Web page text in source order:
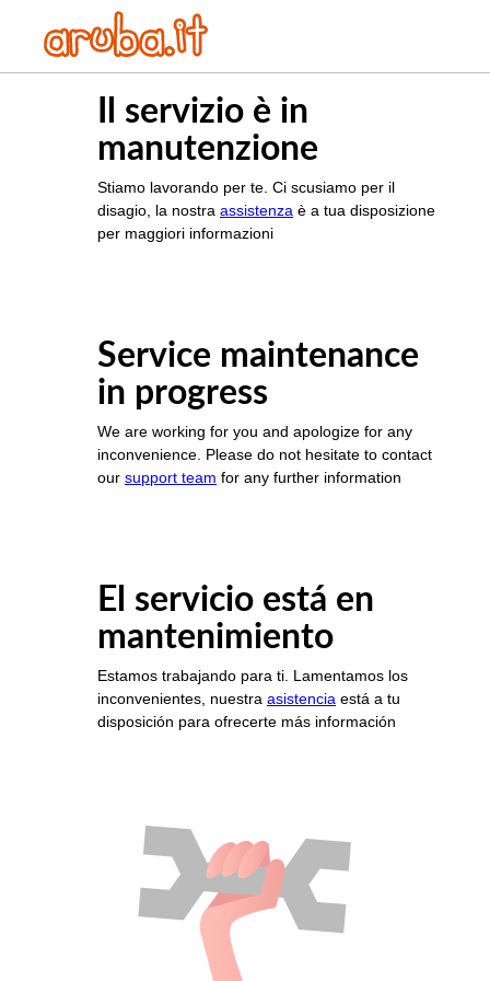
Il servizio è in
manutenzione
Stiamo lavorando per te. Ci scusiamo per il
disagio, la nostra assistenza è a tua disposizione
per maggiori informazioni
Service maintenance
in progress
We are working for you and apologize for any
inconvenience. Please do not hesitate to contact
our support team for any further information
El servicio está en
mantenimiento
Estamos trabajando para ti. Lamentamos los
inconvenientes, nuestra asistencia está a tu
disposición para ofrecerte más información